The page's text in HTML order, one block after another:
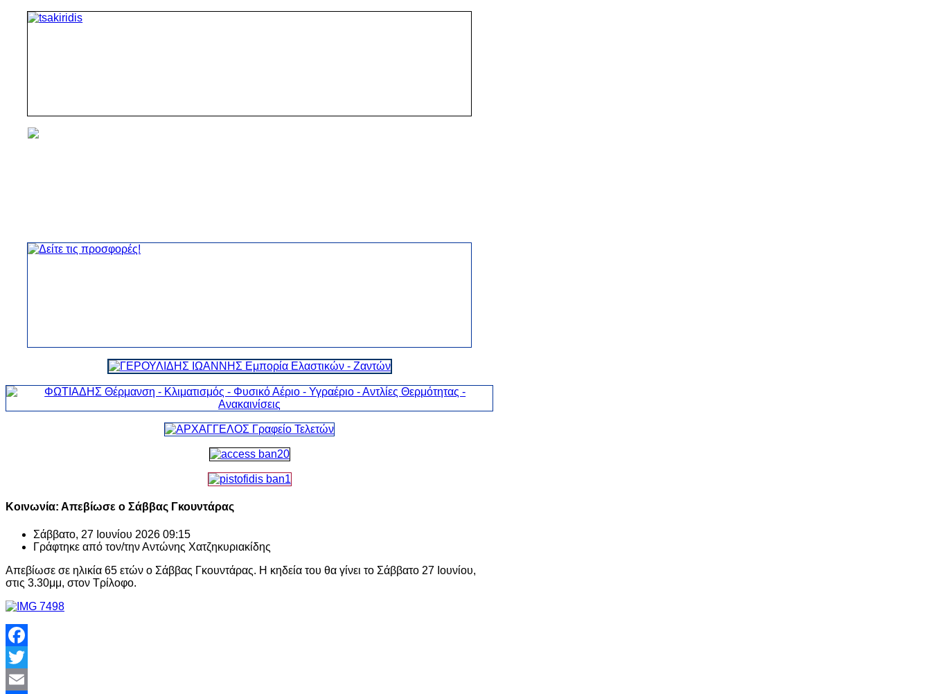
Κοινωνία: Απεβίωσε ο Σάββας Γκουντάρας
Σάββατο, 27 Ιουνίου 2026 09:15
Γράφτηκε από τον/τηνΑντώνης Χατζηκυριακίδης
Απεβίωσε σε ηλικία 65 ετών ο Σάββας Γκουντάρας. Η κηδεία του θα γίνει το Σάββατο 27 Ιουνίου,
στις 3.30μμ, στον Τρίλοφο.
Facebook
Twitter